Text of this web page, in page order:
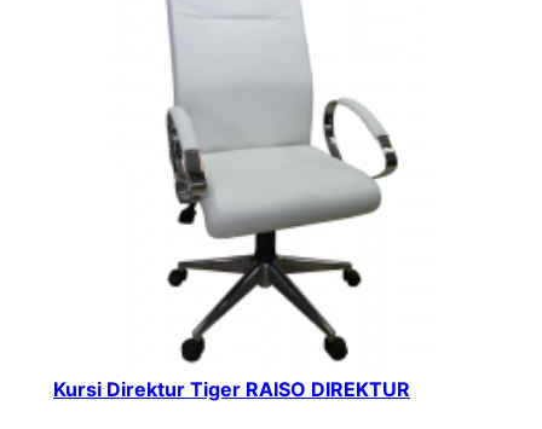
Kursi Direktur Tiger RAISO DIREKTUR